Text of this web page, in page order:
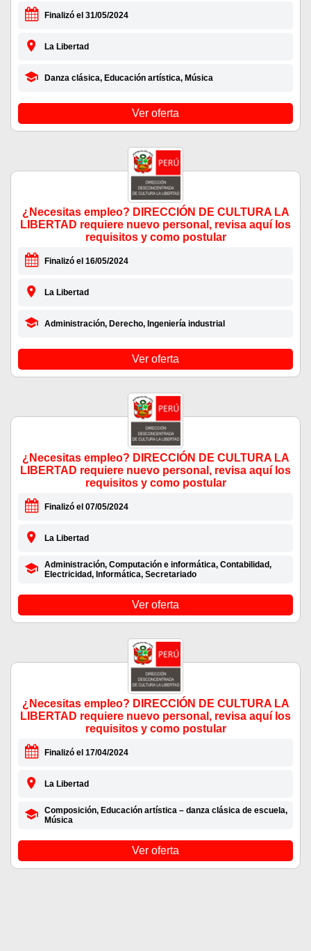
Finalizó el 31/05/2024
La Libertad
Danza clásica, Educación artística, Música
Ver oferta
¿Necesitas empleo? DIRECCIÓN DE CULTURA LA
LIBERTAD requiere nuevo personal, revisa aquí los
requisitos y como postular
Finalizó el 16/05/2024
La Libertad
Administración, Derecho, Ingeniería industrial
Ver oferta
¿Necesitas empleo? DIRECCIÓN DE CULTURA LA
LIBERTAD requiere nuevo personal, revisa aquí los
requisitos y como postular
Finalizó el 07/05/2024
La Libertad
Administración, Computación e informática, Contabilidad,
Electricidad, Informática, Secretariado
Ver oferta
¿Necesitas empleo? DIRECCIÓN DE CULTURA LA
LIBERTAD requiere nuevo personal, revisa aquí los
requisitos y como postular
Finalizó el 17/04/2024
La Libertad
Composición, Educación artística – danza clásica de escuela,
Música
Ver oferta